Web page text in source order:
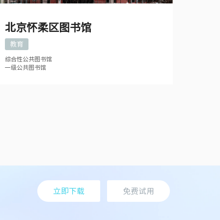
北京怀柔区图书馆
教育
综合性公共图书馆
一级公共图书馆
立即下载 免费试用